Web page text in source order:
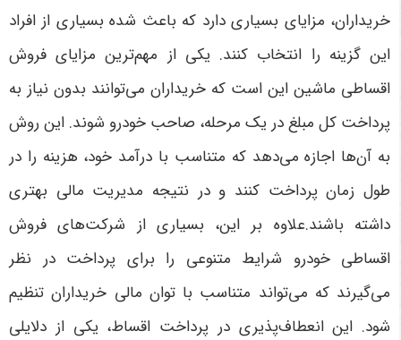
خریداران، مزایای بسیاری دارد که باعث شده بسیاری از افراد
این گزینه را انتخاب کنند. یکی از مهم‌ترین مزایای فروش
اقساطی ماشین این است که خریداران می‌توانند بدون نیاز به
پرداخت کل مبلغ در یک مرحله، صاحب خودرو شوند. این روش
به آن‌ها اجازه می‌دهد که متناسب با درآمد خود، هزینه را در
طول زمان پرداخت کنند و در نتیجه مدیریت مالی بهتری
داشته باشند.علاوه بر این، بسیاری از شرکت‌های فروش
اقساطی خودرو شرایط متنوعی را برای پرداخت در نظر
می‌گیرند که می‌تواند متناسب با توان مالی خریداران تنظیم
شود. این انعطاف‌پذیری در پرداخت اقساط، یکی از دلایلی